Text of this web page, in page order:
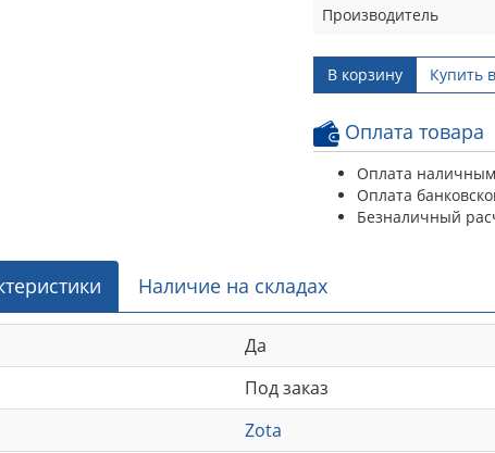
Производитель
В корзину Купить
Оплата товара
Оплата
Оплата
Безналичный
Наличие на складах
Да
Под заказ
Zota